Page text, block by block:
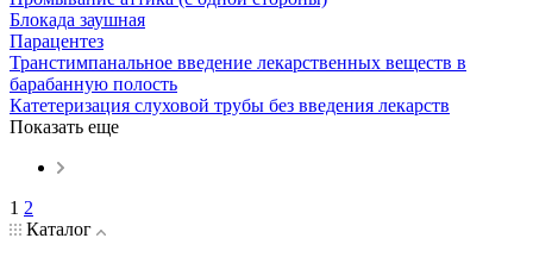
Блокада заушная
Парацентез
Транстимпанальное введение лекарственных веществ в
барабанную полость
Катетеризация слуховой трубы без введения лекарств
Показать еще
1 2
Каталог